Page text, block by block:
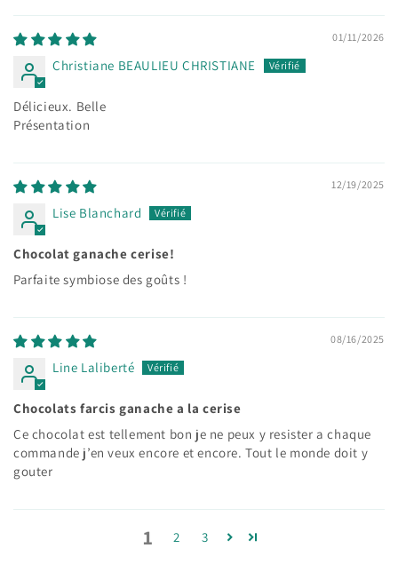
01/11/2026
Christiane BEAULIEU CHRISTIANE
Délicieux. Belle
Présentation
12/19/2025
Lise Blanchard
Chocolat ganache cerise!
Parfaite symbiose des goûts !
08/16/2025
Line Laliberté
Chocolats farcis ganache a la cerise
Ce chocolat est tellement bon je ne peux y resister a chaque
commande j’en veux encore et encore. Tout le monde doit y
gouter
1 2 3